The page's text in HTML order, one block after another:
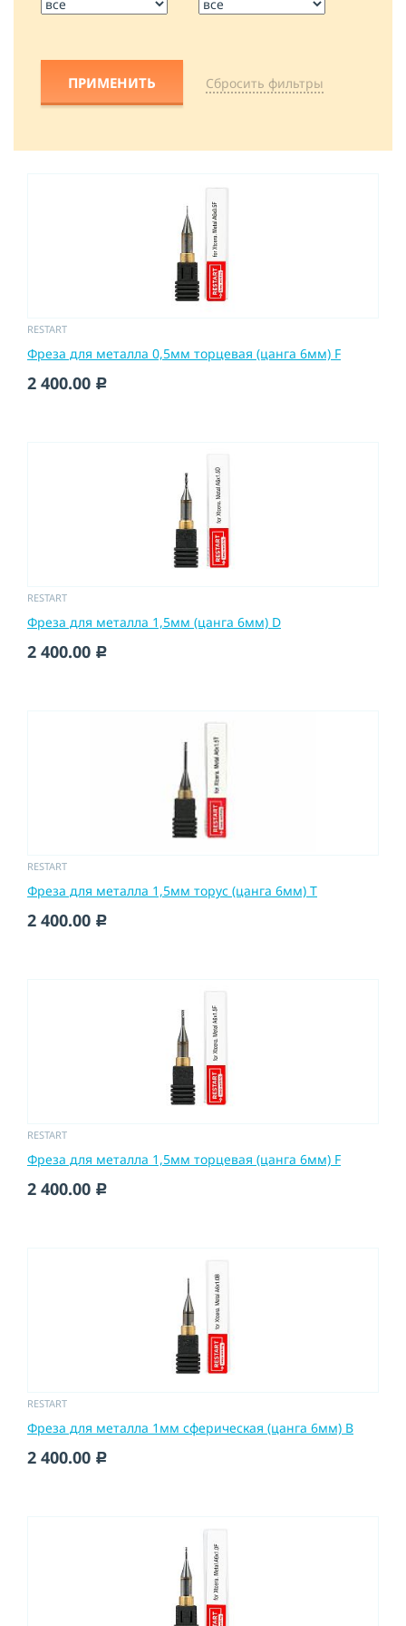
Cбросить фильтры
RESTART
Фреза для металла 0,5мм торцевая (цанга 6мм) F
2 400.00 c
RESTART
Фреза для металла 1,5мм (цанга 6мм) D
2 400.00 c
RESTART
Фреза для металла 1,5мм торус (цанга 6мм) T
2 400.00 c
RESTART
Фреза для металла 1,5мм торцевая (цанга 6мм) F
2 400.00 c
RESTART
Фреза для металла 1мм сферическая (цанга 6мм) B
2 400.00 c